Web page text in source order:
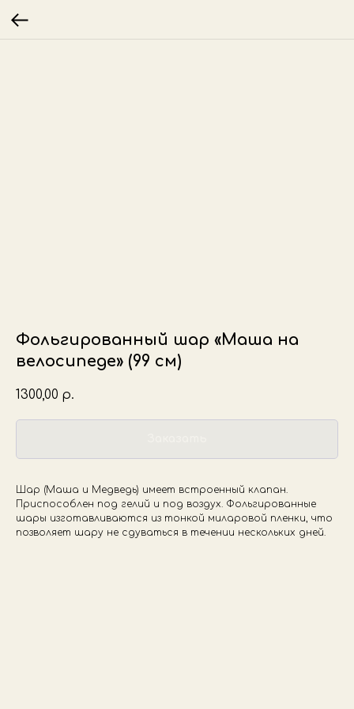
Фольгированный шар «Маша на
велосипеде» (99 см)
1300,00 р.
Шар (Маша и Медведь) имеет встроенный клапан.
Приспособлен под гелий и под воздух. Фольгированные
шары изготавливаются из тонкой миларовой пленки, что
позволяет шару не сдуваться в течении нескольких дней.